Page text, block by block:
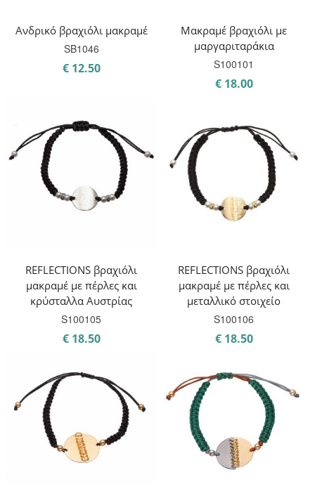
Ανδρικό βραχιόλι μακραμέ
SB1046
€12.50
Μακραμέ βραχιόλι με
μαργαριταράκια
S100101
€18.00
REFLECTIONS βραχιόλι
μακραμέ με πέρλες και
κρύσταλλα Αυστρίας
S100105
€18.50
REFLECTIONS βραχιόλι
μακραμέ με πέρλες και
μεταλλικό στοιχείο
S100106
€18.50